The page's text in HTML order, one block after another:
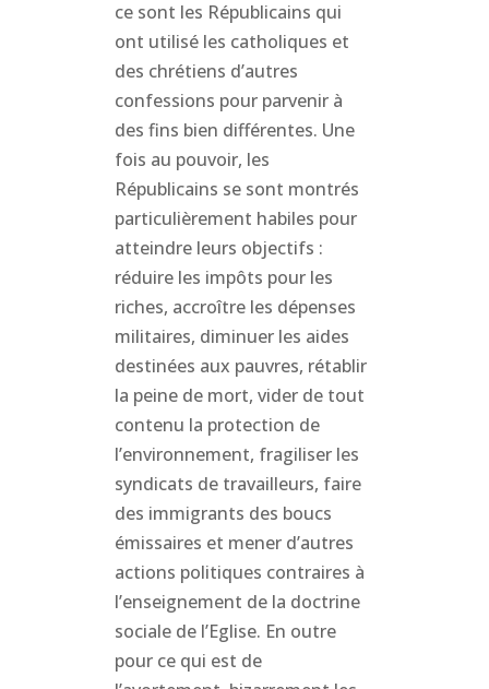
ce sont les Républicains qui
ont utilisé les catholiques et
des chrétiens d’autres
confessions pour parvenir à
des fins bien différentes. Une
fois au pouvoir, les
Républicains se sont montrés
particulièrement habiles pour
atteindre leurs objectifs :
réduire les impôts pour les
riches, accroître les dépenses
militaires, diminuer les aides
destinées aux pauvres, rétablir
la peine de mort, vider de tout
contenu la protection de
l’environnement, fragiliser les
syndicats de travailleurs, faire
des immigrants des boucs
émissaires et mener d’autres
actions politiques contraires à
l’enseignement de la doctrine
sociale de l’Eglise. En outre
pour ce qui est de